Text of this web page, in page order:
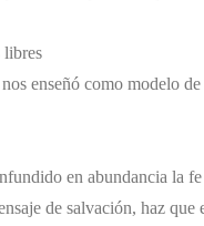
libres
enseñó como modelo
en abundancia la
de salvación, haz